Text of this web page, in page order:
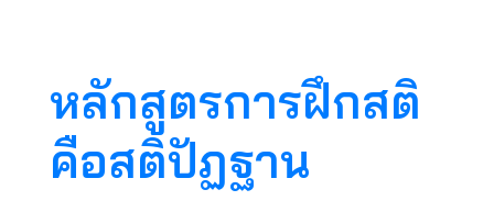
หลักสูตรการฝึกสติ
คือสติปัฏฐาน